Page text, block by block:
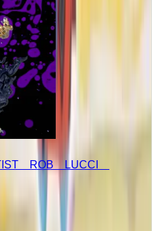
ROB LUCCI